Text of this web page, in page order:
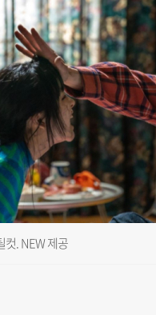
컷. NEW 제공